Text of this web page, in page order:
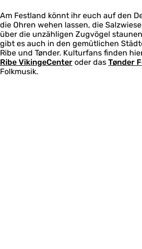
Am Festland könnt ihr euch auf den
die Ohren wehen lassen, die
über die unzähligen Zugvögel
gibt es auch in den gemütlichen
Ribe und Tønder. Kulturfans finden
Ribe VikingeCenter oder das Tønder
Folkmusik.